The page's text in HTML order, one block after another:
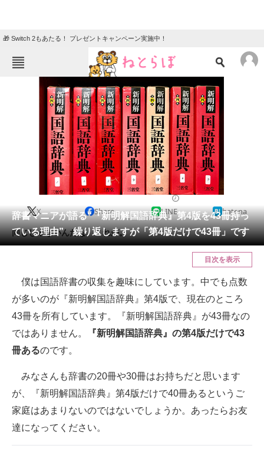
🎁 Switch 2もあたる！ プレゼントキャンペーン実施中！
ねとらぼメニュー
ニュース
クイズ
地域
教育・育児
リサーチ
会員記事
メディア
ITの今と未来を見通す
スマホと通信の最新トレンド
進化するPCとデバイスの未来
ビジネスと働き方のヒント
AI活用のいまが分かる
辞書マニアが語る“『新明解国語辞典』第4版を43冊持っ
ている理由” 繰り返しますが「第4版だけで43冊」です
X Share LINE hatena
同じじゃないんだな、これが。
目次を表示
僕は国語辞書の収集を趣味にしています。中でも点数
が多いのが『新明解国語辞典』第4版で、現在のところ
43冊を所有しています。『新明解国語辞典』が43冊なの
ではありません。
『新明解国語辞典』の第4版だけで43
冊あるのです。
みなさんも辞書の20冊や30冊はお持ちだと思います
が、『新明解国語辞典』第4版だけで40冊あるというご
家庭はあまりないのではないでしょうか。あったらお友
達になってください。